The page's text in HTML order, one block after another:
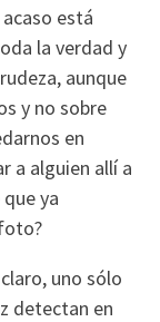
está
la verdad y
aunque
y no sobre
en
a alguien allí a
ya
uno sólo
detectan en